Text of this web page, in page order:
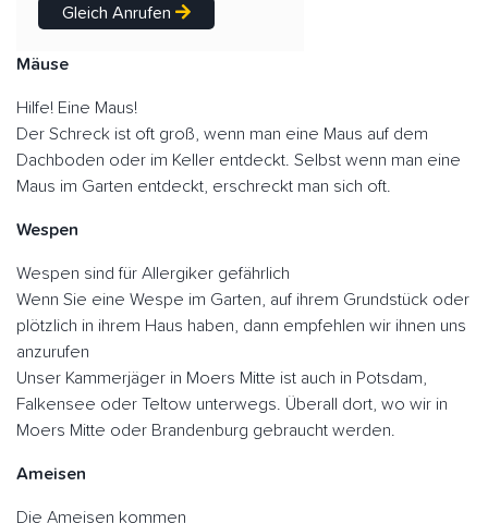
Gleich Anrufen
Mäuse
Hilfe! Eine Maus!
Der Schreck ist oft groß, wenn man eine Maus auf dem
Dachboden oder im Keller entdeckt. Selbst wenn man eine
Maus im Garten entdeckt, erschreckt man sich oft.
Wespen
Wespen sind für Allergiker gefährlich
Wenn Sie eine Wespe im Garten, auf ihrem Grundstück oder
plötzlich in ihrem Haus haben, dann empfehlen wir ihnen uns
anzurufen
Unser Kammerjäger in Moers Mitte ist auch in Potsdam,
Falkensee oder Teltow unterwegs. Überall dort, wo wir in
Moers Mitte oder Brandenburg gebraucht werden.
Ameisen
Die Ameisen kommen